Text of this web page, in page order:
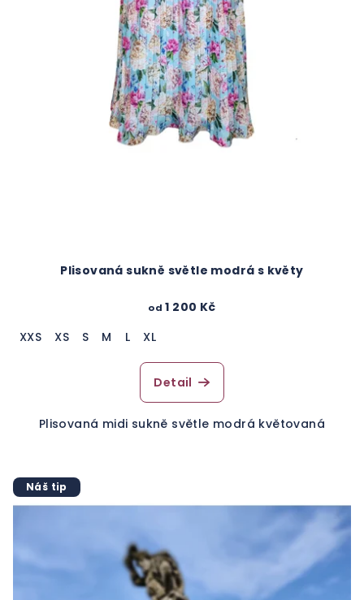
Plisovaná sukně světle modrá s květy
od 1 200 Kč
XXS
XS S M L XL
Detail
Plisovaná midi sukně světle modrá květovaná
Náš tip